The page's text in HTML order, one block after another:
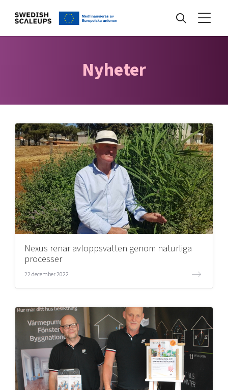
Kunskapsbank
Programmet
Internationalisering
Mer
Så finansieras Swedish Scaleups
In English
Nyheter
Nexus renar avloppsvatten genom naturliga
processer
22 december 2022